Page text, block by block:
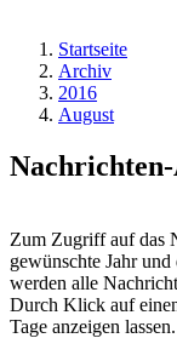
Startseite
Archiv
2016
August
Zum Zugriff auf das
gewünschte Jahr
werden alle
Durch Klick auf
Tage anzeigen lassen.